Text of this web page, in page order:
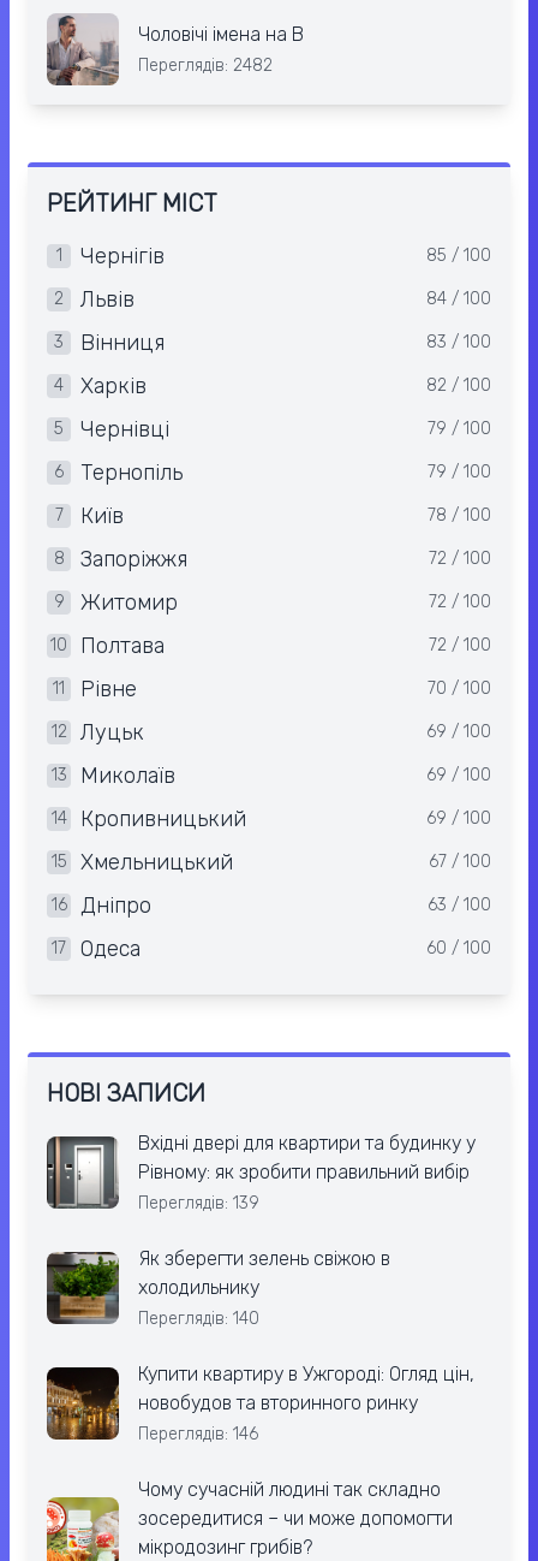
Чоловічі імена на В
Переглядів: 2482
РЕЙТИНГ МІСТ
1 Чернігів 85 / 100
2 Львів 84 / 100
3 Вінниця 83 / 100
4 Харків 82 / 100
5 Чернівці 79 / 100
6 Тернопіль 79 / 100
7 Київ 78 / 100
8 Запоріжжя 72 / 100
9 Житомир 72 / 100
10 Полтава 72 / 100
11 Рівне 70 / 100
12 Луцьк 69 / 100
13 Миколаїв 69 / 100
14 Кропивницький 69 / 100
15 Хмельницький 67 / 100
16 Дніпро 63 / 100
17 Одеса 60 / 100
НОВІ ЗАПИСИ
Вхідні двері для квартири та будинку у
Рівному: як зробити правильний вибір
Переглядів: 139
Як зберегти зелень свіжою в
холодильнику
Переглядів: 140
Купити квартиру в Ужгороді: Огляд цін,
новобудов та вторинного ринку
Переглядів: 146
Чому сучасній людині так складно
зосередитися – чи може допомогти
мікродозинг грибів?